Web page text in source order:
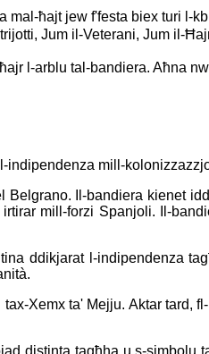
ħajt jew f'festa biex turi l-
Jum il-Veterani, Jum il-
l-arblu tal-bandiera. Aħna
indipendenza mill-
Il-bandiera kienet
mill-forzi Spanjoli. Il-
ddikjarat l-indipendenza
Xemx ta' Mejju. Aktar tard,
distinta tagħha u s-simbolu